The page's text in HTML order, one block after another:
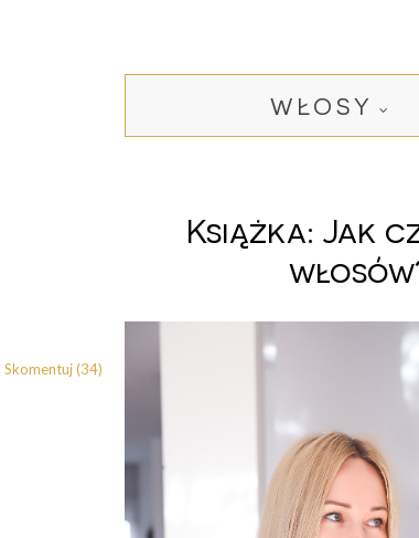
WŁOSY
Książka: Jak
Skomentuj (34)